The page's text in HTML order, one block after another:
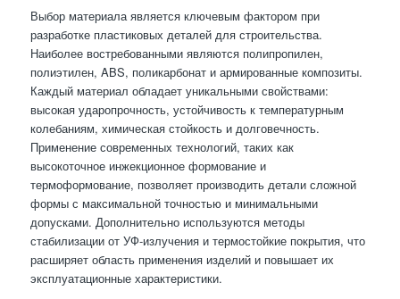
Выбор материала является ключевым фактором при
разработке пластиковых деталей для строительства.
Наиболее востребованными являются полипропилен,
полиэтилен, ABS, поликарбонат и армированные композиты.
Каждый материал обладает уникальными свойствами:
высокая ударопрочность, устойчивость к температурным
колебаниям, химическая стойкость и долговечность.
Применение современных технологий, таких как
высокоточное инжекционное формование и
термоформование, позволяет производить детали сложной
формы с максимальной точностью и минимальными
допусками. Дополнительно используются методы
стабилизации от УФ-излучения и термостойкие покрытия, что
расширяет область применения изделий и повышает их
эксплуатационные характеристики.